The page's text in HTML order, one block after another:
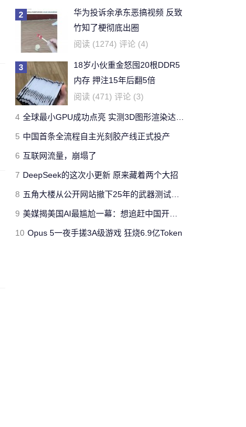
对文章: 吃胖算我输 华人学者今日带来减
肥新思路
的评论
Yeb123
开了一年了，操控很好 -
Forza Horizon 3 用户
对文章: 全球最快量产SUV兰博基尼Urus
正式发布 中国售价313万 的评论
jimmyfluore
国有国法，咖有咖规
对文章: 玩家网吧玩《绝地求生：大逃
杀》开挂被制裁 网管无限重启其电脑 的
评论
2
华为投诉余承东恶搞视频 反致
竹知了梗彻底出圈
阅读 (1274) 评论 (4)
3
18岁小伙重金怒囤20根DDR5
内存 押注15年后翻5倍
阅读 (471) 评论 (3)
4 全球最小GPU成功点亮 实测3D图形渲染达15帧
5 中国首条全流程自主光刻胶产线正式投产
6 互联网流量，崩塌了
7 DeepSeek的这次小更新 原来藏着两个大招
8 五角大楼从公开网站撤下25年的武器测试报告 担心对手借AI挖掘漏洞
9 美媒揭美国AI最尴尬一幕：想追赶中国开源模型 却没人愿意投钱
10 Opus 5一夜手搓3A级游戏 狂烧6.9亿Token